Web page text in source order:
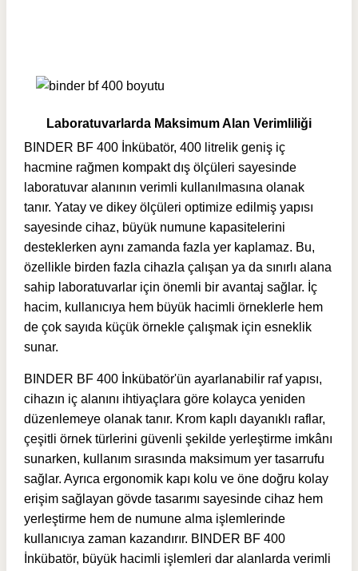
Laboratuvarlarda Maksimum Alan Verimliliği
BINDER BF 400 İnkübatör, 400 litrelik geniş iç
hacmine rağmen kompakt dış ölçüleri sayesinde
laboratuvar alanının verimli kullanılmasına olanak
tanır. Yatay ve dikey ölçüleri optimize edilmiş yapısı
sayesinde cihaz, büyük numune kapasitelerini
desteklerken aynı zamanda fazla yer kaplamaz. Bu,
özellikle birden fazla cihazla çalışan ya da sınırlı alana
sahip laboratuvarlar için önemli bir avantaj sağlar. İç
hacim, kullanıcıya hem büyük hacimli örneklerle hem
de çok sayıda küçük örnekle çalışmak için esneklik
sunar.
BINDER BF 400 İnkübatör'ün ayarlanabilir raf yapısı,
cihazın iç alanını ihtiyaçlara göre kolayca yeniden
düzenlemeye olanak tanır. Krom kaplı dayanıklı raflar,
çeşitli örnek türlerini güvenli şekilde yerleştirme imkânı
sunarken, kullanım sırasında maksimum yer tasarrufu
sağlar. Ayrıca ergonomik kapı kolu ve öne doğru kolay
erişim sağlayan gövde tasarımı sayesinde cihaz hem
yerleştirme hem de numune alma işlemlerinde
kullanıcıya zaman kazandırır. BINDER BF 400
İnkübatör, büyük hacimli işlemleri dar alanlarda verimli